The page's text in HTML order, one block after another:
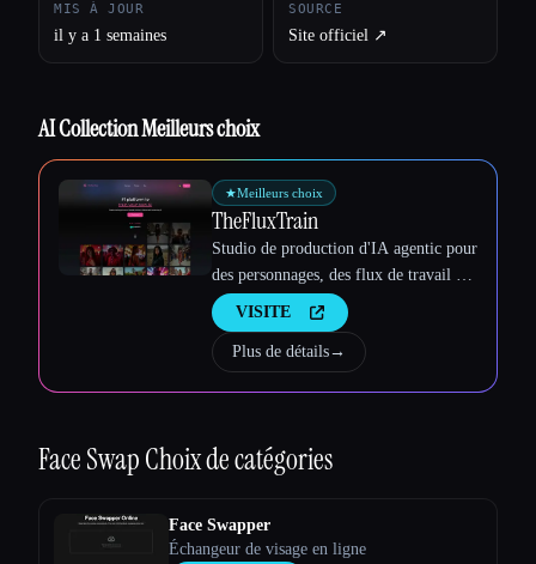
MIS À JOUR
il y a 1 semaines
SOURCE
Site officiel ↗︎
AI Collection Meilleurs choix
★Meilleurs choix
TheFluxTrain
Studio de production d'IA agentic pour
des personnages, des flux de travail et
des vidéos cohérents
VISITE
Plus de détails→
Face SwapChoix de catégories
Face Swapper
Échangeur de visage en ligne